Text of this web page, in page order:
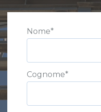
Nome*
Cognome*